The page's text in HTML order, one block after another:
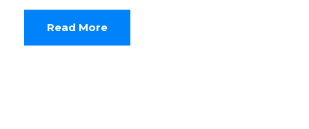
Read More